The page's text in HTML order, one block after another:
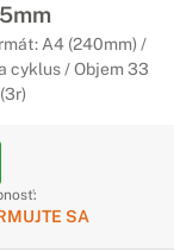
A4 (240mm) /
cyklus / Objem 33
SA